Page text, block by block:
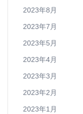
2023年8月
2023年7月
2023年5月
2023年4月
2023年3月
2023年2月
2023年1月